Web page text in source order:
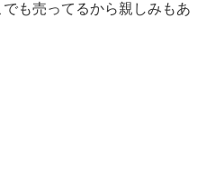
も売ってるから親しみもあ